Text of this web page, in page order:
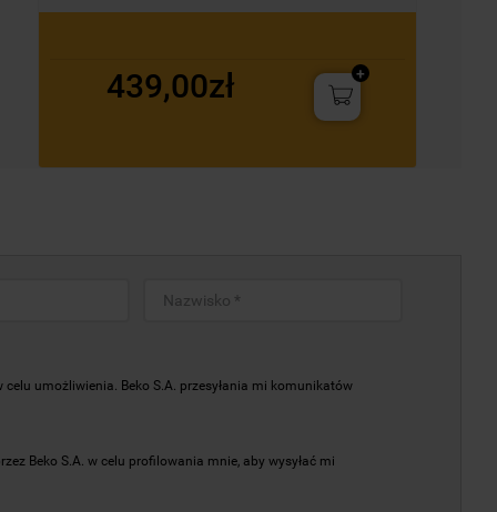
439,00zł
umożliwienia. Beko S.A. przesyłania mi komunikatów
Beko S.A. w celu profilowania mnie, aby wysyłać mi